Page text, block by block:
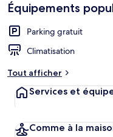
Équipements
Parking gratuit
Climatisation
Tout afficher
Services et
Comme à la